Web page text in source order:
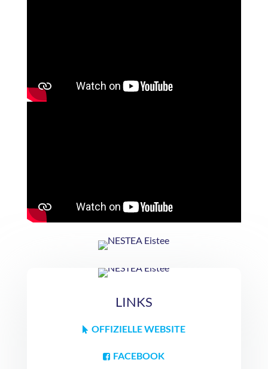
LINKS
OFFIZIELLE WEBSITE
FACEBOOK